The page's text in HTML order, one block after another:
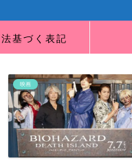
基づく表記
映画